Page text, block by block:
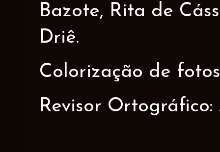
Bazote, Rita de
Driê.
Colorização de
Revisor Ortográfico: